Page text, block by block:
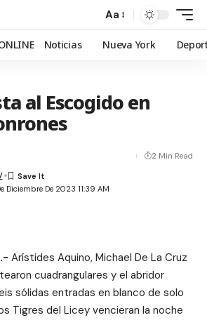
Aa
Noticias Nueva York
al Escogido en
Diciembre De 2023 11:39 AM
2 Min Read
Arístides Aquino, Michael De La Cruz
cuadrangulares y el abridor
sólidas entradas en blanco de solo
Tigres del Licey vencieran la noche